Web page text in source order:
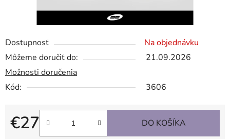
Dostupnosť
Na objednávku
Môžeme doručiť do:
21.09.2026
Možnosti doručenia
Kód:
3606
€27 DO KOŠÍKA